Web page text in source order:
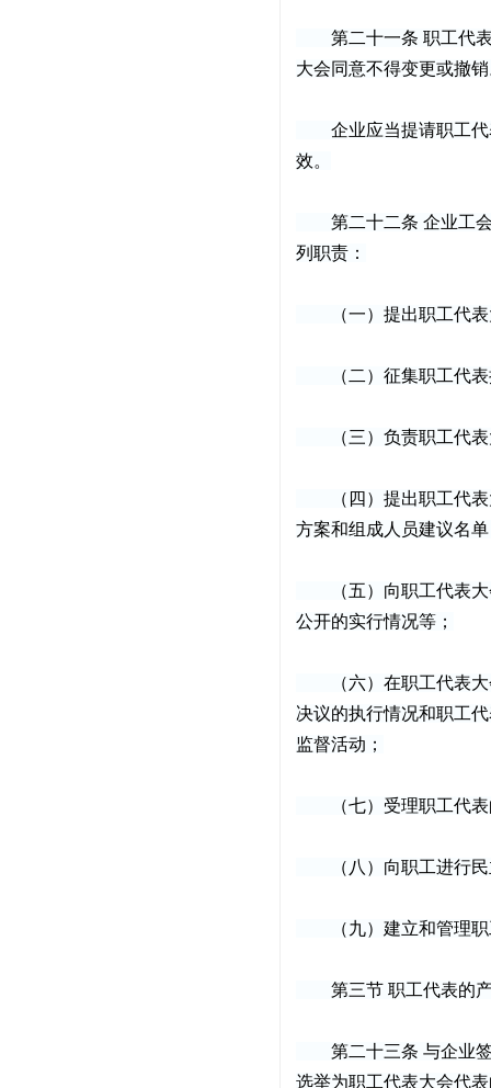
第二十一条 职工代表
大会同意不得变更或撤
企业应当提请职工代
效。
第二十二条 企业工会
列职责：
（一）提出职工代表
（二）征集职工代表
（三）负责职工代表
（四）提出职工代表
方案和组成人员建议名
（五）向职工代表大
公开的实行情况等；
（六）在职工代表大
决议的执行情况和职工
监督活动；
（七）受理职工代表
（八）向职工进行民
（九）建立和管理职
第三节 职工代表的产
第二十三条 与企业签
选举为职工代表大会代